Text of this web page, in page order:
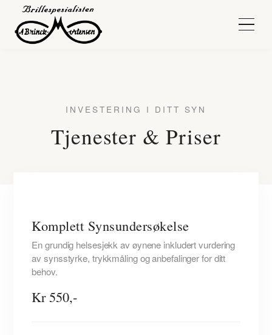
INVESTERING I DITT SYN
Tjenester & Priser
Komplett Synsundersøkelse
En grundig helsesjekk av øynene inkludert vurdering
av synsstyrke, trykkmåling og anbefalinger for ditt
behov.
Kr 550,-